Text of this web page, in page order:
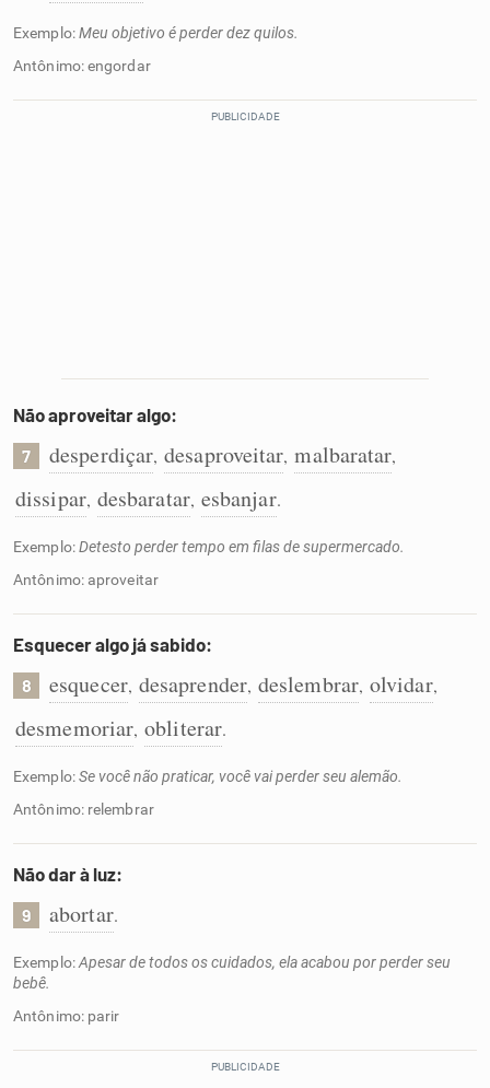
Exemplo:Meu objetivo é perder dez quilos.
Antônimo: engordar
Não aproveitar algo:
7 desperdiçar, desaproveitar, malbaratar,
dissipar, desbaratar, esbanjar.
Exemplo:Detesto perder tempo em filas de supermercado.
Antônimo: aproveitar
Esquecer algo já sabido:
8 esquecer, desaprender, deslembrar, olvidar,
desmemoriar, obliterar.
Exemplo:Se você não praticar, você vai perder seu alemão.
Antônimo: relembrar
Não dar à luz:
9 abortar.
Exemplo:Apesar de todos os cuidados, ela acabou por perder seu
bebê.
Antônimo: parir